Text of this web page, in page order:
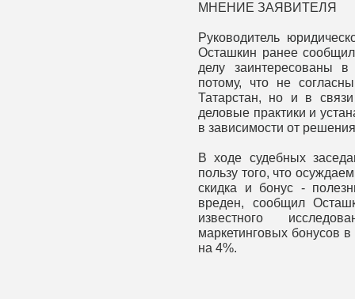
МНЕНИЕ ЗАЯВИТЕЛЯ
Руководитель
Осташкин ранее
делу заинтересованы
потому, что не
Татарстан, но и в
деловые практики и
в зависимости от
В ходе судебных
пользу того, что
скидка и бонус -
вреден, сообщил
известного
маркетинговых бонусов
на 4%.